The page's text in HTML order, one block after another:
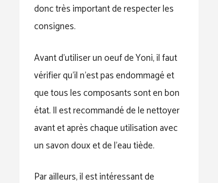
donc très important de respecter les
consignes.
Avant d’utiliser un oeuf de Yoni, il faut
vérifier qu’il n’est pas endommagé et
que tous les composants sont en bon
état. Il est recommandé de le nettoyer
avant et après chaque utilisation avec
un savon doux et de l’eau tiède.
Par ailleurs, il est intéressant de